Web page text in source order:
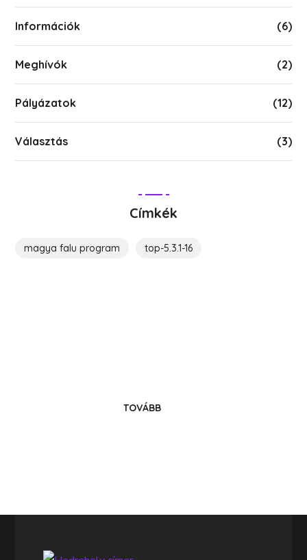
Információk (6)
Meghívók (2)
Pályázatok (12)
Választás (3)
Címkék
magya falu program top-5.3.1-16
TOVÁBB